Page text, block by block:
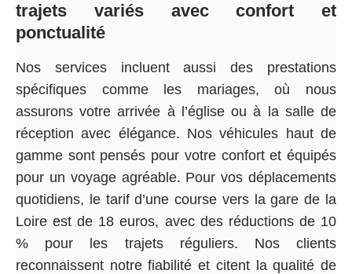
trajets variés avec confort et
ponctualité
Nos services incluent aussi des prestations
spécifiques comme les mariages, où nous
assurons votre arrivée à l’église ou à la salle de
réception avec élégance. Nos véhicules haut de
gamme sont pensés pour votre confort et équipés
pour un voyage agréable. Pour vos déplacements
quotidiens, le tarif d’une course vers la gare de la
Loire est de 18 euros, avec des réductions de 10
% pour les trajets réguliers. Nos clients
reconnaissent notre fiabilité et citent la qualité de